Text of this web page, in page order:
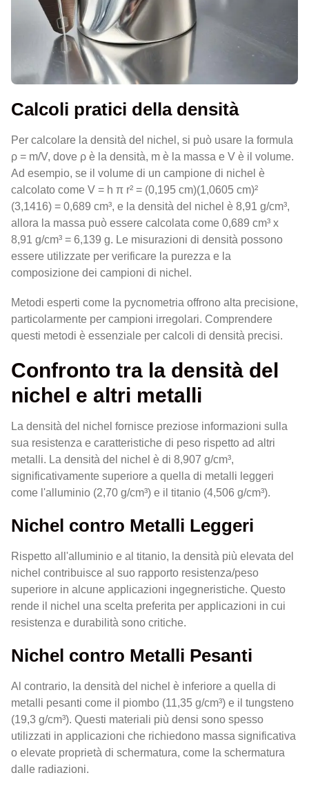
Calcoli pratici della densità
Per calcolare la densità del nichel, si può usare la formula
ρ = m/V, dove ρ è la densità, m è la massa e V è il volume.
Ad esempio, se il volume di un campione di nichel è
calcolato come V = h π r² = (0,195 cm)(1,0605 cm)²
(3,1416) = 0,689 cm³, e la densità del nichel è 8,91 g/cm³,
allora la massa può essere calcolata come 0,689 cm³ x
8,91 g/cm³ = 6,139 g. Le misurazioni di densità possono
essere utilizzate per verificare la purezza e la
composizione dei campioni di nichel.
Metodi esperti come la pycnometria offrono alta precisione,
particolarmente per campioni irregolari. Comprendere
questi metodi è essenziale per calcoli di densità precisi.
Confronto tra la densità del
nichel e altri metalli
La densità del nichel fornisce preziose informazioni sulla
sua resistenza e caratteristiche di peso rispetto ad altri
metalli. La densità del nichel è di 8,907 g/cm³,
significativamente superiore a quella di metalli leggeri
come l'alluminio (2,70 g/cm³) e il titanio (4,506 g/cm³).
Nichel contro Metalli Leggeri
Rispetto all'alluminio e al titanio, la densità più elevata del
nichel contribuisce al suo rapporto resistenza/peso
superiore in alcune applicazioni ingegneristiche. Questo
rende il nichel una scelta preferita per applicazioni in cui
resistenza e durabilità sono critiche.
Nichel contro Metalli Pesanti
Al contrario, la densità del nichel è inferiore a quella di
metalli pesanti come il piombo (11,35 g/cm³) e il tungsteno
(19,3 g/cm³). Questi materiali più densi sono spesso
utilizzati in applicazioni che richiedono massa significativa
o elevate proprietà di schermatura, come la schermatura
dalle radiazioni.